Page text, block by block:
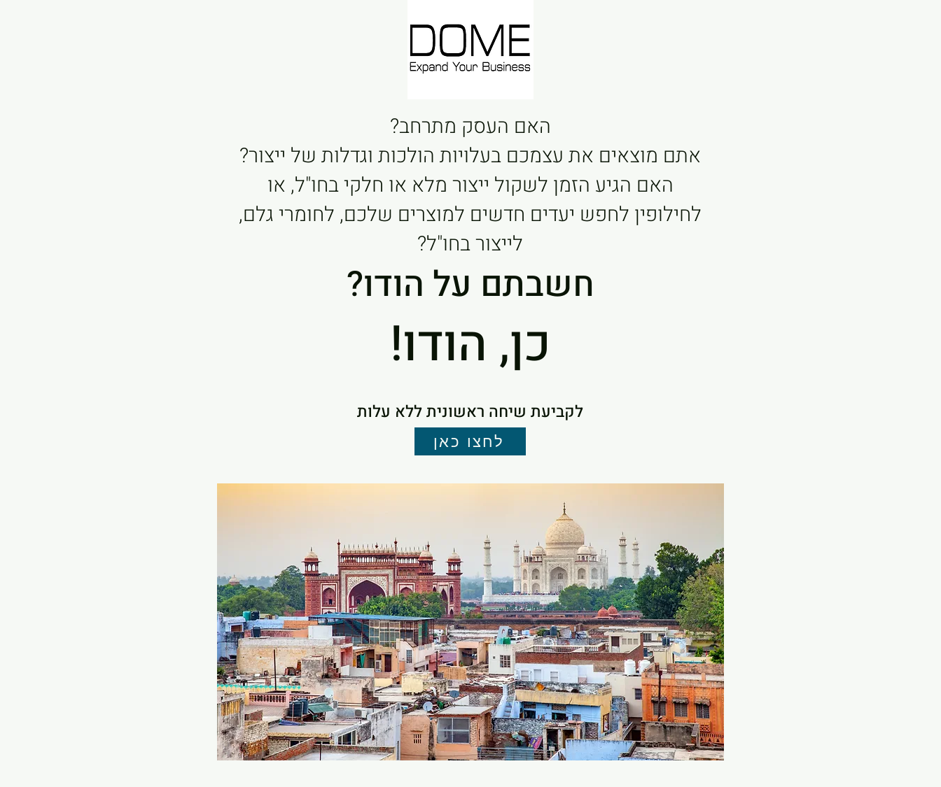
חשבתם על הודו?
כן, הודו!
האם העסק מתרחב?
אתם מוצאים את עצמכם בעלויות הולכות וגדלות של ייצור?
האם הגיע הזמן לשקול ייצור מלא או חלקי בחו"ל, או
לחילופין לחפש יעדים חדשים למוצרים שלכם, לחומרי גלם,
לייצור בחו"ל?
לקביעת שיחה ראשונית ללא עלות
לחצו כאן